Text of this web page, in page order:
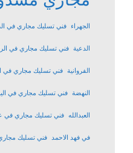
الجهراء فني تسليك مجاري في
الدعية فني تسليك مجاري في
الفروانية فني تسليك مجاري في
النهضة فني تسليك مجاري في
العبدالله فني تسليك مجاري في
في فهد الاحمد فني تسليك